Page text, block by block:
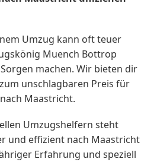
Umzug kann oft teuer
Muench Bottrop
machen. Wir bieten dir
unschlagbaren Preis für
Maastricht.
Umzugshelfern steht
und effizient nach Maastricht
Erfahrung und speziell